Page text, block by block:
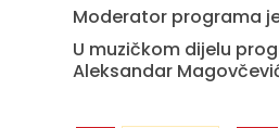
Moderator programa
U muzičkom dijelu
Aleksandar